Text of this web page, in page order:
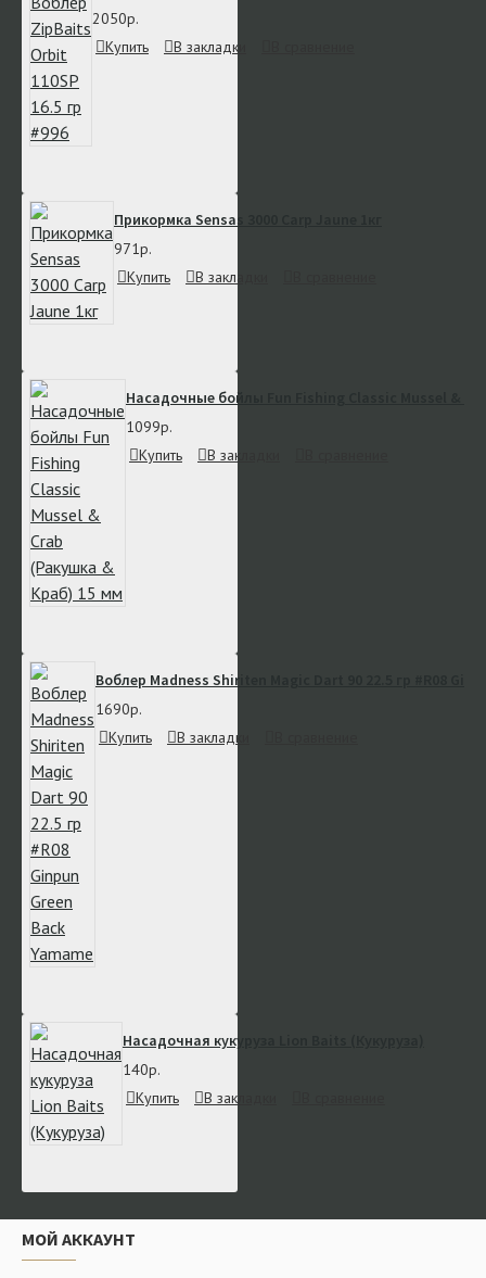
2050р.
Купить
В закладки
Прикормка Sensas 3000 Carp Jaune 1кг
971р.
Купить
В закладки
Насадочные бойлы Fun Fishing Classic Mussel &
1099р.
Купить
В закладки
Воблер Madness Shiriten Magic Dart 90 22.5 гр #R08
1690р.
Купить
В закладки
Насадочная кукуруза Lion Baits (Кукуруза)
140р.
Купить
В закладки
МОЙ АККАУНТ